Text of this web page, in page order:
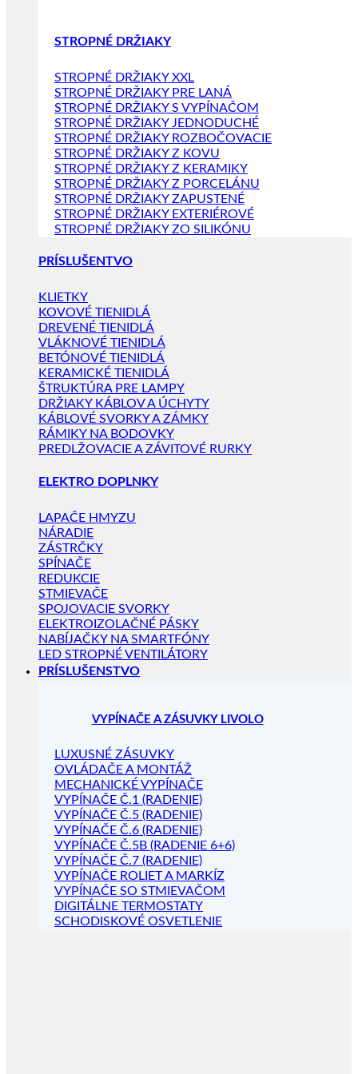
STROPNÉ DRŽIAKY
STROPNÉ DRŽIAKY XXL
STROPNÉ DRŽIAKY PRE LANÁ
STROPNÉ DRŽIAKY S VYPÍNAČOM
STROPNÉ DRŽIAKY JEDNODUCHÉ
STROPNÉ DRŽIAKY ROZBOČOVACIE
STROPNÉ DRŽIAKY Z KOVU
STROPNÉ DRŽIAKY Z KERAMIKY
STROPNÉ DRŽIAKY Z PORCELÁNU
STROPNÉ DRŽIAKY ZAPUSTENÉ
STROPNÉ DRŽIAKY EXTERIÉROVÉ
STROPNÉ DRŽIAKY ZO SILIKÓNU
PRÍSLUŠENTVO
KLIETKY
KOVOVÉ TIENIDLÁ
DREVENÉ TIENIDLÁ
VLÁKNOVÉ TIENIDLÁ
BETÓNOVÉ TIENIDLÁ
KERAMICKÉ TIENIDLÁ
ŠTRUKTÚRA PRE LAMPY
DRŽIAKY KÁBLOV A ÚCHYTY
KÁBLOVÉ SVORKY A ZÁMKY
RÁMIKY NA BODOVKY
PREDLŽOVACIE A ZÁVITOVÉ RURKY
ELEKTRO DOPLNKY
LAPAČE HMYZU
NÁRADIE
ZÁSTRČKY
SPÍNAČE
REDUKCIE
STMIEVAČE
SPOJOVACIE SVORKY
ELEKTROIZOLAČNÉ PÁSKY
NABÍJAČKY NA SMARTFÓNY
LED STROPNÉ VENTILÁTORY
PRÍSLUŠENSTVO
VYPÍNAČE A ZÁSUVKY LIVOLO
LUXUSNÉ ZÁSUVKY
OVLÁDAČE A MONTÁŽ
MECHANICKÉ VYPÍNAČE
VYPÍNAČE Č.1 (RADENIE)
VYPÍNAČE Č.5 (RADENIE)
VYPÍNAČE Č.6 (RADENIE)
VYPÍNAČE Č.5B (RADENIE 6+6)
VYPÍNAČE Č.7 (RADENIE)
VYPÍNAČE ROLIET A MARKÍZ
VYPÍNAČE SO STMIEVAČOM
DIGITÁLNE TERMOSTATY
SCHODISKOVÉ OSVETLENIE